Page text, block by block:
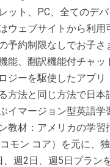
ット、PC、全てのデバ
ウェブサイトから利用
予約制限なしでお子
能、翻訳機能付チャッ
ジーを駆使したアプリ
方法と同じ方法で日本
イマージョン型英語学
教材：アメリカの学習
モン コア）を元に、
、週2日、週5日プラン